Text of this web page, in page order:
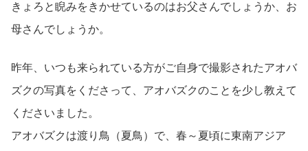
きょろと睨みをきかせているのはお父さんでしょうか、お
母さんでしょうか。
昨年、いつも来られている方がご自身で撮影されたアオバ
ズクの写真をくださって、アオバズクのことを少し教えて
くださいました。
アオバズクは渡り鳥（夏鳥）で、春～夏頃に東南アジア